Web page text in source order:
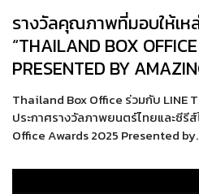
รางวัลคุณภาพที่มอบให้เห
“THAILAND BOX
PRESENTED BY
Thailand Box Office ร่วมกับ LINE
ประกาศรางวัลภาพยนตร์ไทยและซีรี
Office Awards 2025 Presented